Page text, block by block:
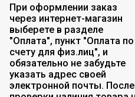
При оформлении заказ
через интернет-магазин
выберете в разделе
"Оплата", пункт "Оплата по
счету для физ.лиц", и
обязательно не забудьте
указать адрес своей
электронной почты. После